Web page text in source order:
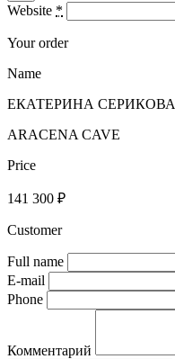
Website *
Your order
Name
ЕКАТЕРИНА СЕРИКОВА
ARACENA CAVE
Price
141 300 ₽
Customer
Full name
E-mail
Phone
Комментарий